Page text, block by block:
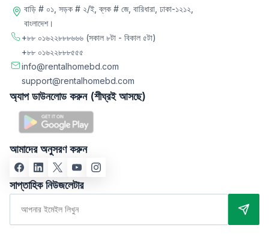
বাড়ি # ০১, সড়ক # ২/ই, ব্লক # জে, বারিধারা, ঢাকা-১২১২,
বাংলাদেশ।
+৮৮ ০১৬২২৮৮৮৬৬৬ (সকাল ৮টা - বিকাল ৫টা)
+৮৮ ০১৬২২৮৮৮৫৫৫
info@rentalhomebd.com
support@rentalhomebd.com
অ্যাপ ডাউনলোড করুন (শীঘ্রই আসছে)
আমাদের অনুসরণ করুন
সাপ্তাহিক নিউজলেটার